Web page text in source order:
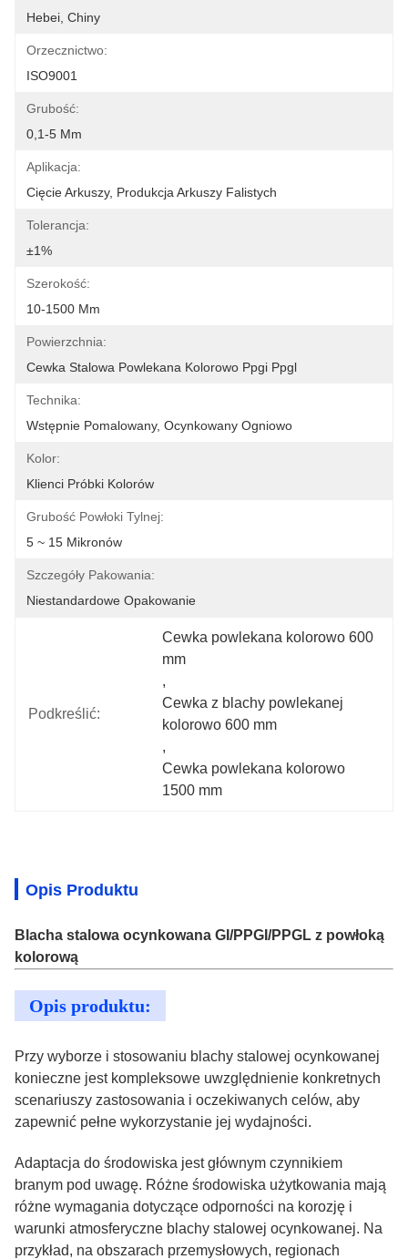
Hebei, Chiny
Orzecznictwo:
ISO9001
Grubość:
0,1-5 Mm
Aplikacja:
Cięcie Arkuszy, Produkcja Arkuszy Falistych
Tolerancja:
±1%
Szerokość:
10-1500 Mm
Powierzchnia:
Cewka Stalowa Powlekana Kolorowo Ppgi Ppgl
Technika:
Wstępnie Pomalowany, Ocynkowany Ogniowo
Kolor:
Klienci Próbki Kolorów
Grubość Powłoki Tylnej:
5 ~ 15 Mikronów
Szczegóły Pakowania:
Niestandardowe Opakowanie
Podkreślić:
Cewka powlekana kolorowo 600
mm
,
Cewka z blachy powlekanej
kolorowo 600 mm
,
Cewka powlekana kolorowo
1500 mm
Opis Produktu
Blacha stalowa ocynkowana GI/PPGI/PPGL z powłoką
kolorową
Opis produktu:
Przy wyborze i stosowaniu blachy stalowej ocynkowanej
konieczne jest kompleksowe uwzględnienie konkretnych
scenariuszy zastosowania i oczekiwanych celów, aby
zapewnić pełne wykorzystanie jej wydajności.
Adaptacja do środowiska jest głównym czynnikiem
branym pod uwagę. Różne środowiska użytkowania mają
różne wymagania dotyczące odporności na korozję i
warunki atmosferyczne blachy stalowej ocynkowanej. Na
przykład, na obszarach przemysłowych, regionach